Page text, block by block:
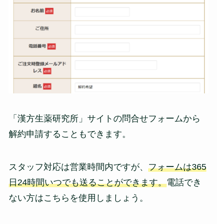
「漢方生薬研究所」サイトの問合せフォームから
解約申請することもできます。
スタッフ対応は営業時間内ですが、 フォームは365
日24時間いつでも送ることができます。電話でき
ない方はこちらを使用しましょう。